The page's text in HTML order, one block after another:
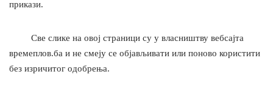
прикази.
Све слике на овој страници су у власништву вебсајта
времеплов.ба и не смеју се објављивати или поново користити
без изричитог одобрења.